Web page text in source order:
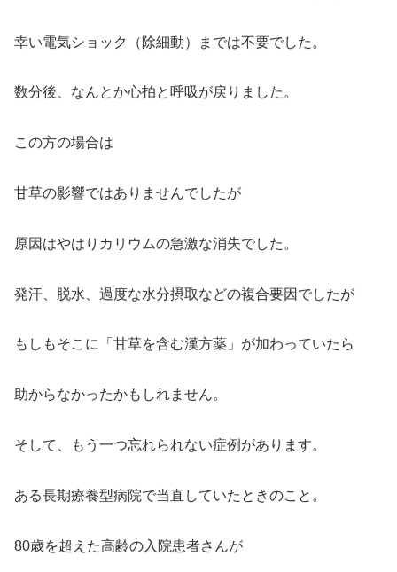
幸い電気ショック（除細動）までは不要でした。
数分後、なんとか心拍と呼吸が戻りました。
この方の場合は
甘草の影響ではありませんでしたが
原因はやはりカリウムの急激な消失でした。
発汗、脱水、過度な水分摂取などの複合要因でしたが
もしもそこに「甘草を含む漢方薬」が加わっていたら
助からなかったかもしれません。
そして、もう一つ忘れられない症例があります。
ある長期療養型病院で当直していたときのこと。
80歳を超えた高齢の入院患者さんが